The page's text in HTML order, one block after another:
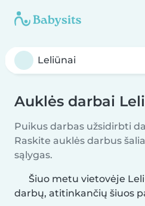
Auklės darbai
Puikus darbas užsidirbti
Raskite auklės darbus
sąlygas.
Šiuo metu vietovėje
darbų, atitinkančių šiuos